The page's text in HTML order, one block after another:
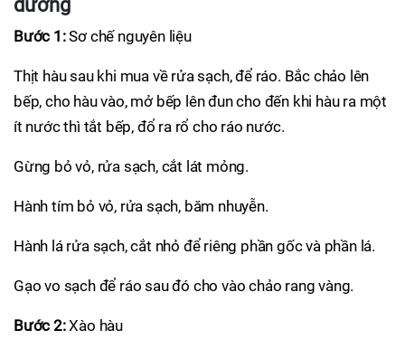
Bước 1:Sơ chế nguyên liệu
Thịt hàu sau khi mua về rửa sạch, để ráo. Bắc chảo lên
bếp, cho hàu vào, mở bếp lên đun cho đến khi hàu ra một
ít nước thì tắt bếp, đổ ra rổ cho ráo nước.
Gừng bỏ vỏ, rửa sạch, cắt lát mỏng.
Hành tím bỏ vỏ, rửa sạch, băm nhuyễn.
Hành lá rửa sạch, cắt nhỏ để riêng phần gốc và phần lá.
Gạo vo sạch để ráo sau đó cho vào chảo rang vàng.
Bước 2:Xào hàu